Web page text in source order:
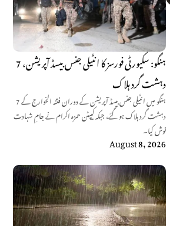
ہنگو: سکیورٹی فورسز کا انٹیلی جنس بیسڈ آپریشن، 7
دہشت گرد ہلاک
ہنگو میں انٹیلی جنس بیسڈ آپریشن کے دوران فتنہ الخوارج کے 7
دہشت گرد ہلاک ہو گئے، جبکہ کیپٹن حمزہ اکرام نے جامِ شہادت
نوش کیا۔
August 8, 2026